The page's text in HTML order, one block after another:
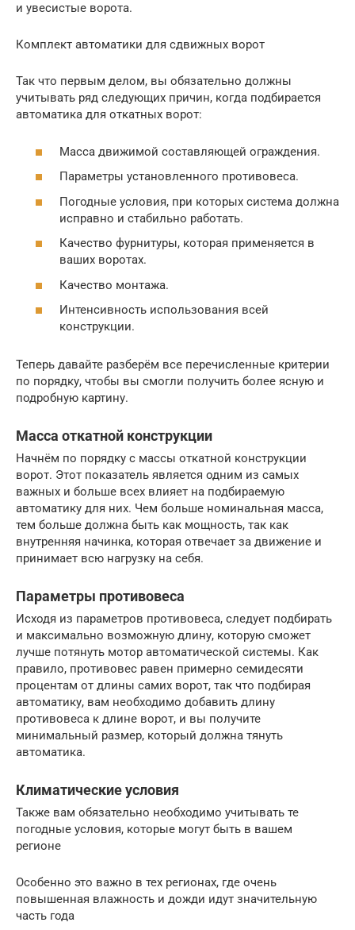
и увесистые ворота.
Комплект автоматики для сдвижных ворот
Так что первым делом, вы обязательно должны
учитывать ряд следующих причин, когда подбирается
автоматика для откатных ворот:
Масса движимой составляющей ограждения.
Параметры установленного противовеса.
Погодные условия, при которых система должна
исправно и стабильно работать.
Качество фурнитуры, которая применяется в
ваших воротах.
Качество монтажа.
Интенсивность использования всей
конструкции.
Теперь давайте разберём все перечисленные критерии
по порядку, чтобы вы смогли получить более ясную и
подробную картину.
Масса откатной конструкции
Начнём по порядку с массы откатной конструкции
ворот. Этот показатель является одним из самых
важных и больше всех влияет на подбираемую
автоматику для них. Чем больше номинальная масса,
тем больше должна быть как мощность, так как
внутренняя начинка, которая отвечает за движение и
принимает всю нагрузку на себя.
Параметры противовеса
Исходя из параметров противовеса, следует подбирать
и максимально возможную длину, которую сможет
лучше потянуть мотор автоматической системы. Как
правило, противовес равен примерно семидесяти
процентам от длины самих ворот, так что подбирая
автоматику, вам необходимо добавить длину
противовеса к длине ворот, и вы получите
минимальный размер, который должна тянуть
автоматика.
Климатические условия
Также вам обязательно необходимо учитывать те
погодные условия, которые могут быть в вашем
регионе
Особенно это важно в тех регионах, где очень
повышенная влажность и дожди идут значительную
часть года